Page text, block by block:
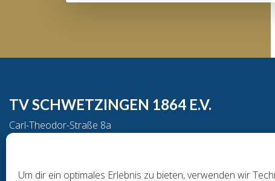
Um dir ein optimales Erlebnis zu bieten, verwenden wir
TV SCHWETZINGEN 1864 E.V.
Carl-Theodor-Straße 8a